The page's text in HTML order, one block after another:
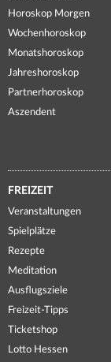
Horoskop Morgen
Wochenhoroskop
Monatshoroskop
Jahreshoroskop
Partnerhoroskop
Aszendent
FREIZEIT
Veranstaltungen
Spielplätze
Rezepte
Meditation
Ausflugsziele
Freizeit-Tipps
Ticketshop
Lotto Hessen